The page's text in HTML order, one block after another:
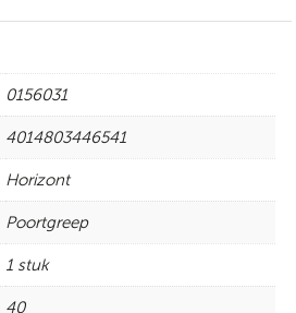
0156031
4014803446541
Horizont
Poortgreep
1 stuk
40